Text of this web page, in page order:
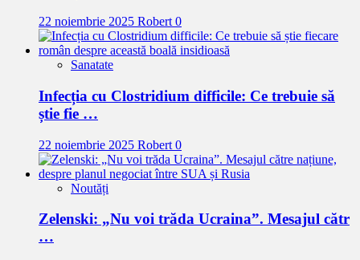
22 noiembrie 2025 Robert 0
Sanatate
Infecția cu Clostridium difficile: Ce trebuie să
știe fie …
22 noiembrie 2025 Robert 0
Noutăți
Zelenski: „Nu voi trăda Ucraina”. Mesajul cătr
…